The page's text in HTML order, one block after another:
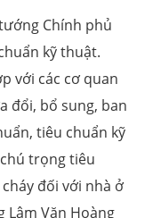
Chính phủ
kỹ thuật.
với các cơ quan
đổi, bổ sung, ban
tiêu chuẩn kỹ
trọng tiêu
đối với nhà ở
Lâm Văn Hoàng